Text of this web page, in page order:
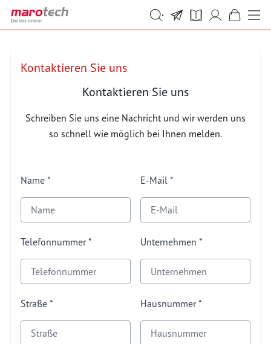
Skip to Content
Suche
Suche
Kontaktieren Sie uns
Kontaktieren Sie uns
Schreiben Sie uns eine Nachricht und wir werden uns
so schnell wie möglich bei Ihnen melden.
Name E-Mail
Telefonnummer Unternehmen
Straße Hausnummer